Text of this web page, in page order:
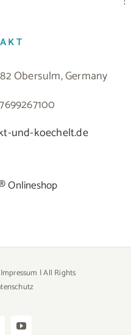
Obersulm, Germany
und-koechelt.de
Onlineshop
Impressum | All Rights
YouTube